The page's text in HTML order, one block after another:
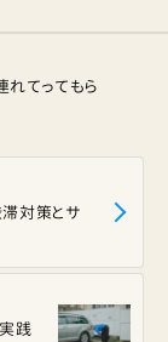
れてってもら
践
対策とサ